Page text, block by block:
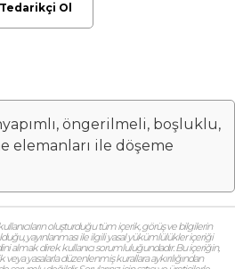
beton döşeme
Tedarikçi Ol
öngerilmeli, boşluklu,
elemanları ile döşeme
oluşturduğu tüm içerik, görüş ve bilgilerin
yayınlanması ile ilgili yasal yükümlülükler içeriği
almak direk kullanıcı sorumluluğundadır. Bu içeriğin,
veya yasalarla düzenlenmiş kurallara aykırılığından